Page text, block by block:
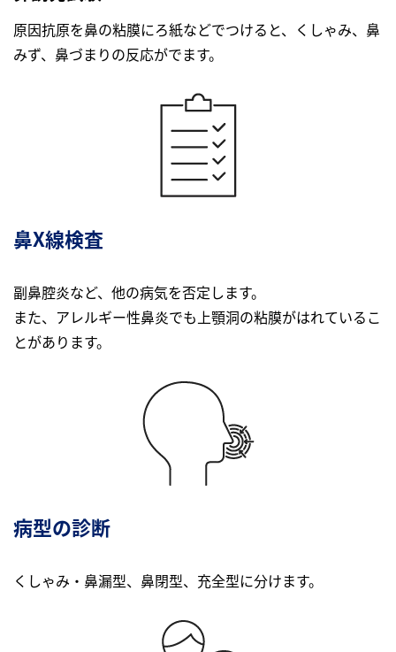
原因抗原を鼻の粘膜にろ紙などでつけると、くしゃみ、鼻
みず、鼻づまりの反応がでます。
鼻X線検査
副鼻腔炎など、他の病気を否定します。
また、アレルギー性鼻炎でも上顎洞の粘膜がはれているこ
とがあります。
病型の診断
くしゃみ・鼻漏型、鼻閉型、充全型に分けます。